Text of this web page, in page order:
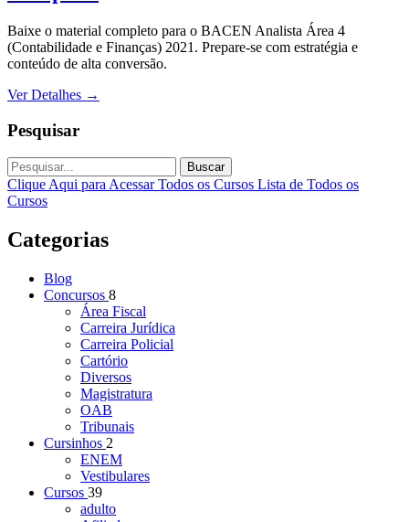
Baixe o material completo para o BACEN Analista Área 4
(Contabilidade e Finanças) 2021. Prepare-se com estratégia e
conteúdo de alta conversão.
Ver Detalhes →
Pesquisar
Buscar
Clique Aqui para Acessar Todos os Cursos Lista de Todos os
Cursos
Categorias
Blog
Concursos 8
Área Fiscal
Carreira Jurídica
Carreira Policial
Cartório
Diversos
Magistratura
OAB
Tribunais
Cursinhos 2
ENEM
Vestibulares
Cursos 39
adulto